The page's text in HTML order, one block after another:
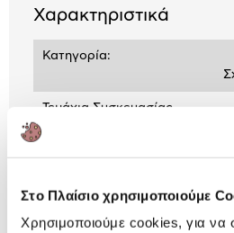
Στο Πλαίσιο χρησιμοποιούμε
Χρησιμοποιούμε cookies, για
Χαρακτηριστικά
Κατηγορία:
Τεμάχια Συσκευασίας
Αναλυτική παρουσίαση